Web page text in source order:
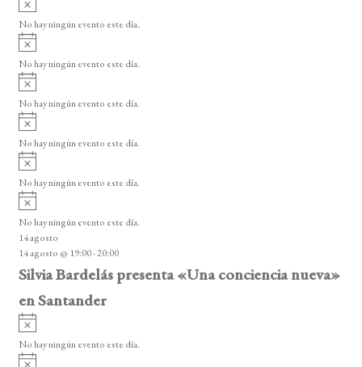
n
t
o
s
o
v
i
o
No hay ningún evento este día.
A
v
i
o
No hay ningún evento este día.
A
v
i
o
No hay ningún evento este día.
A
v
i
o
No hay ningún evento este día.
A
v
i
o
No hay ningún evento este día.
A
v
i
s
o
No hay ningún evento este día.
14 agosto
14 agosto @ 19:00-20:00
Silvia Bardelás presenta «Una conciencia nueva»
en Santander
A
v
i
No hay ningún evento este día.
A